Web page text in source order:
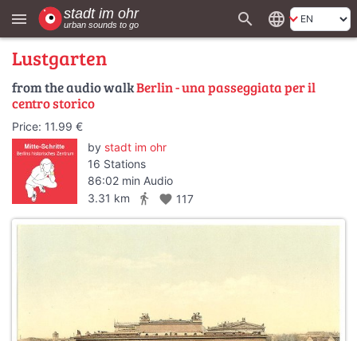
menu search language
Lustgarten
from the audio walkBerlin - una passeggiata per il
centro storico
Price: 11.99 €
by stadt im ohr
16 Stations
86:02 min Audio
3.31 km
directions_walk favorite 117